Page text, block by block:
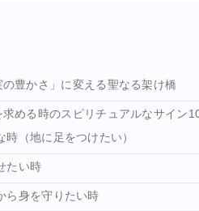
豊かさ」に変える聖なる架け橋
求める時のスピリチュアルなサイン
（地に足をつけたい）
たい時
ら身を守りたい時